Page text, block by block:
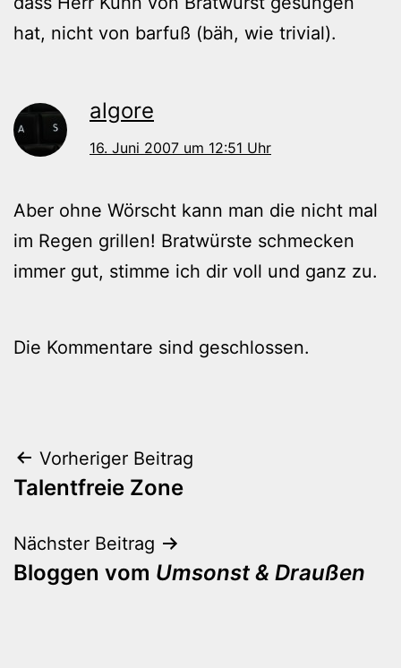
hat, nicht von barfuß (bäh, wie trivial).
algore
16. Juni 2007 um 12:51 Uhr
Aber ohne Wörscht kann man die nicht mal
im Regen grillen! Bratwürste schmecken
immer gut, stimme ich dir voll und ganz zu.
Die Kommentare sind geschlossen.
Beitragsnavigation
Vorheriger Beitrag
Talentfreie Zone
Nächster Beitrag
Bloggen vom Umsonst & Draußen